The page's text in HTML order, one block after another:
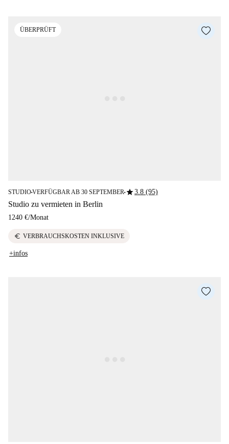
ÜBERPRÜFT
STUDIO■VERFÜGBAR AB 30 SEPTEMBER■star3.8 (95)
Studio zu vermieten in Berlin
1240 €/Monat
euro VERBRAUCHSKOSTEN INKLUSIVE
+infos